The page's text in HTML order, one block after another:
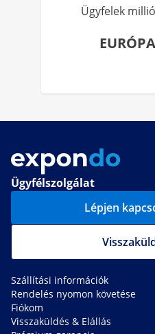
Ügyfelek
Ügyfélszolgálat
Lépjen
Szállítási információk
Rendelés nyomon követése
Fiókom
Visszaküldés & Elállás